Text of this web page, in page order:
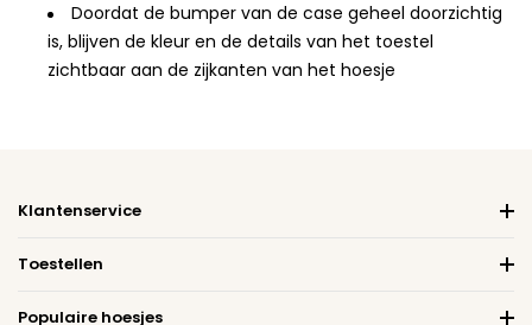
Doordat de bumper van de case geheel doorzichtig
is, blijven de kleur en de details van het toestel
zichtbaar aan de zijkanten van het hoesje
Klantenservice
Toestellen
Populaire hoesjes